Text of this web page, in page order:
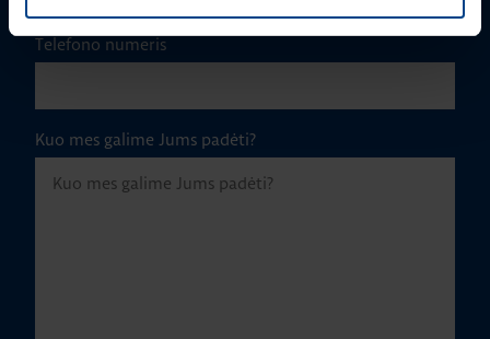
Telefono numeris
Kuo mes galime Jums padėti?